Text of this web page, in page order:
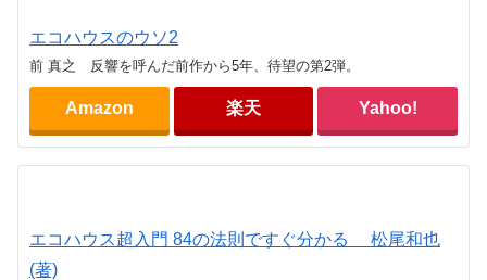
エコハウスのウソ2
前 真之 反響を呼んだ前作から5年、待望の第2弾。
Amazon 楽天 Yahoo!
エコハウス超入門 84の法則ですぐ分かる 松尾和也
(著)